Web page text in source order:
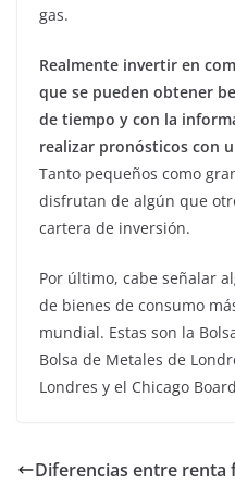
gas.
Realmente invertir en
que se pueden obtener
de tiempo y con la
realizar pronósticos con
Tanto pequeños como
disfrutan de algún que
cartera de inversión.
Por último, cabe señalar
de bienes de consumo
mundial. Estas son la
Bolsa de Metales de
Londres y el Chicago
Diferencias entre renta